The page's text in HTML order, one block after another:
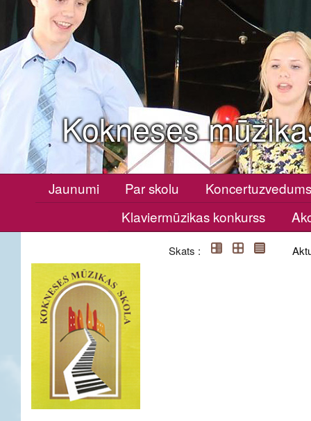
Kokneses
Jaunumi Par skolu
Klaviermūzikas konkurss
Skats :